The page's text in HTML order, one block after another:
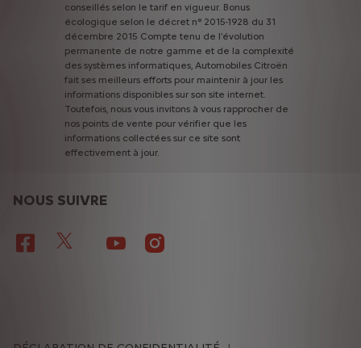
conseillés selon le tarif en vigueur. Bonus
écologique selon le décret n° 2015-1928 du 31
décembre 2015 Compte tenu de l'évolution
permanente de notre gamme et de la complexité
des systèmes informatiques, Automobiles Citroën
fait ses meilleurs efforts pour maintenir à jour les
informations disponibles sur son site internet.
Toutefois, nous vous invitons à vous rapprocher de
nos points de vente pour vérifier que les
informations collectées sur ce site sont
effectivement à jour.
NOUS SUIVRE